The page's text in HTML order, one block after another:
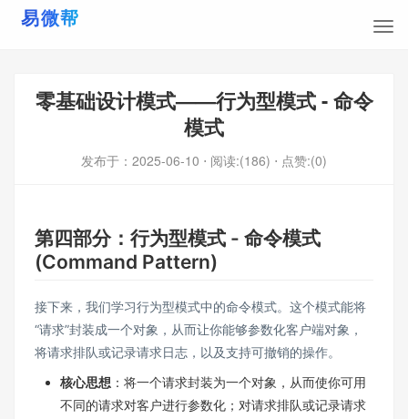
零基础设计模式——行为型模式 - 命令
模式
发布于： 2025-06-10 ⋅ 阅读:(186) ⋅ 点赞:(0)
第四部分：行为型模式 - 命令模式
(Command Pattern)
接下来，我们学习行为型模式中的命令模式。这个模式能将
“请求”封装成一个对象，从而让你能够参数化客户端对象，
将请求排队或记录请求日志，以及支持可撤销的操作。
核心思想 ：将一个请求封装为一个对象，从而使你可用
不同的请求对客户进行参数化；对请求排队或记录请求